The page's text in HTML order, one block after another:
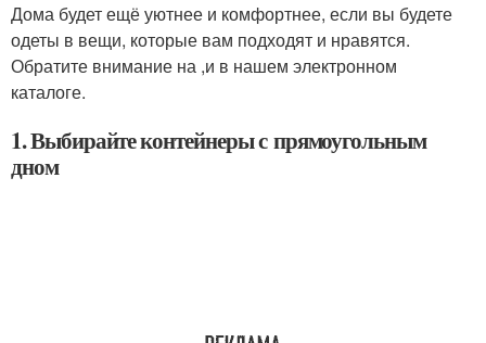
Дома будет ещё уютнее и комфортнее, если вы будете
одеты в вещи, которые вам подходят и нравятся.
Обратите внимание на ,и в нашем электронном
каталоге.
1. Выбирайте контейнеры с прямоугольным
дном